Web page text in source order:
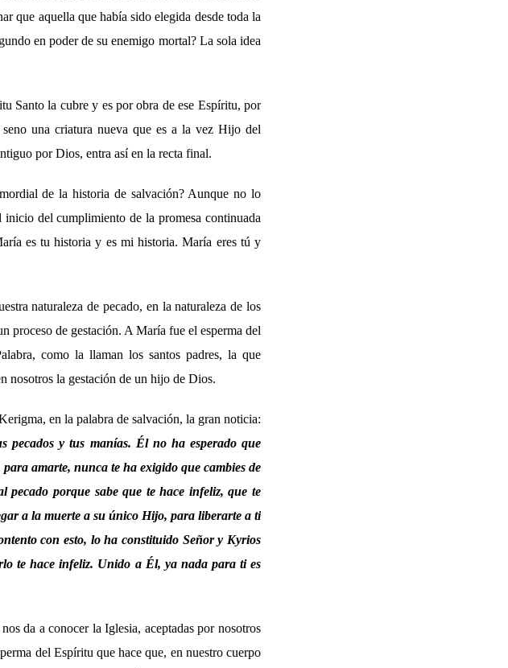
que aquella que había sido elegida desde toda la
en poder de su enemigo mortal? La sola idea
Santo la cubre y es por obra de ese Espíritu, por
una criatura nueva que es a la vez Hijo del
por Dios, entra así en la recta final.
de la historia de salvación? Aunque no lo
del cumplimiento de la promesa continuada
es tu historia y es mi historia. María eres tú y
naturaleza de pecado, en la naturaleza de los
proceso de gestación. A María fue el esperma del
como la llaman los santos padres, la que
nosotros la gestación de un hijo de Dios.
en la palabra de salvación, la gran noticia:
pecados y tus manías. Él no ha esperado que
amarte, nunca te ha exigido que cambies de
porque sabe que te hace infeliz, que te
a la muerte a su único Hijo, para liberarte a ti
con esto, lo ha constituido Señor y Kyrios
te hace infeliz. Unido a Él, ya nada para ti es
da a conocer la Iglesia, aceptadas por nosotros
del Espíritu que hace que, en nuestro cuerpo